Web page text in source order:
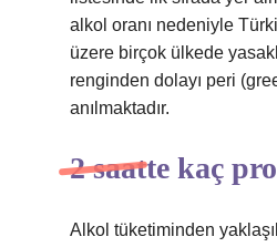
alkol oranı nedeniyle
üzere birçok ülkede
renginden dolayı peri
anılmaktadır.
2 saatte kaç
Alkol tüketiminden